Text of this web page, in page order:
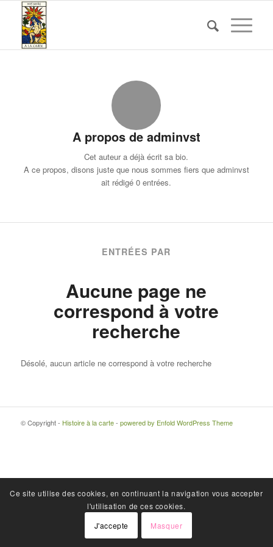
A propos de adminvst
Cet auteur a déjà écrit sa bio.
A ce propos, disons juste que nous sommes fiers que adminvst
ait rédigé 0 entrées.
ENTRÉES PAR
Aucune page ne
correspond à votre
recherche
Désolé, aucun article ne correspond à votre recherche
© Copyright - Histoire à la carte- powered by Enfold WordPress Theme
Ce site utilise des cookies, en continuant la navigation vous accepter
l'utilisation de ces cookies.
J'accepte
Masquer